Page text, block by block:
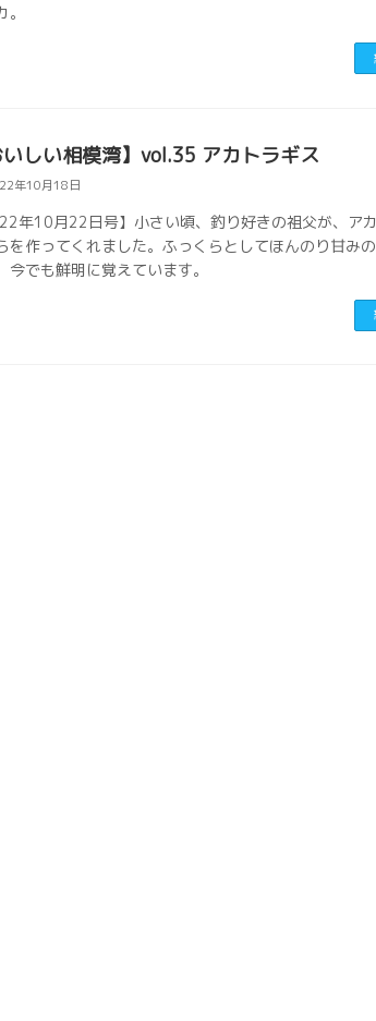
いしい相模湾】vol.35 アカトラギス
年10月18日
年10月22日号】小さい頃、釣り好きの祖父が、ア
を作ってくれました。ふっくらとしてほんのり甘み
今でも鮮明に覚えています。